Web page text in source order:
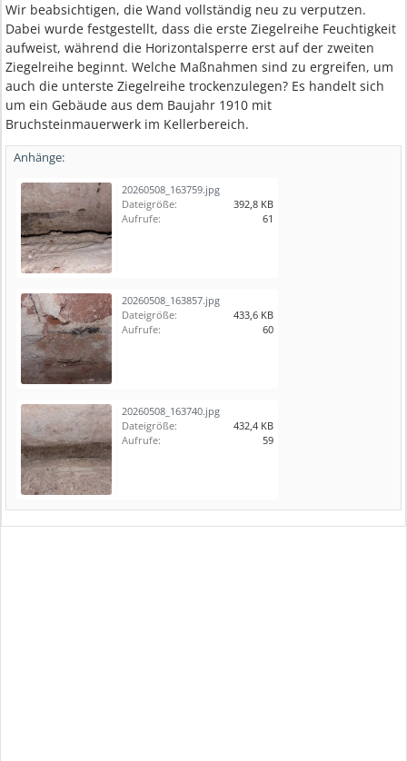
Wir beabsichtigen, die Wand vollständig neu zu verputzen.
Dabei wurde festgestellt, dass die erste Ziegelreihe Feuchtigkeit
aufweist, während die Horizontalsperre erst auf der zweiten
Ziegelreihe beginnt. Welche Maßnahmen sind zu ergreifen, um
auch die unterste Ziegelreihe trockenzulegen? Es handelt sich
um ein Gebäude aus dem Baujahr 1910 mit
Bruchsteinmauerwerk im Kellerbereich.
Anhänge:
20260508_163759.jpg
Dateigröße:
392,8 KB
Aufrufe:
61
20260508_163857.jpg
Dateigröße:
433,6 KB
Aufrufe:
60
20260508_163740.jpg
Dateigröße:
432,4 KB
Aufrufe:
59